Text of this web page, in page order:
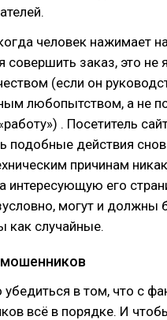
человек нажимает
совершить заказ, это не
(если он
любопытством, а не
. Посетитель
подобные действия
причинам
интересующую его
могут и должны
как случайные.
в том, что с
всё в порядке. И